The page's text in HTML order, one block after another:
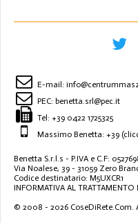
E-mail:
PEC: benetta.srl@pec.it
Tel: +39 0422 1725325
Massimo Benetta: +39
Benetta S.r.l.s - P.IVA e C.F:
Via Noalese, 39 - 31059 Zero
Codice destinatario: M5UXCR1
INFORMATIVA AL TRATTAMENTO
© 2008 - 2026 CoseDiRete.Com.